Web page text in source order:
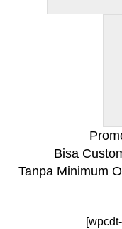
Bisa
Tanpa Minimum